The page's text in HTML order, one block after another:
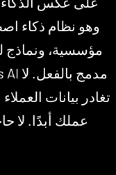
تغادر بيانات
عملك أبدًا. لا